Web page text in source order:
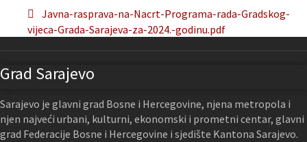
Javna-rasprava-na-Nacrt-Programa-rada-Gradskog-
vijeca-Grada-Sarajeva-za-2024.-godinu.pdf
Grad Sarajevo
Sarajevo je glavni grad Bosne i Hercegovine, njena metropola i
njen najveći urbani, kulturni, ekonomski i prometni centar, glavni
grad Federacije Bosne i Hercegovine i sjedište Kantona Sarajevo.